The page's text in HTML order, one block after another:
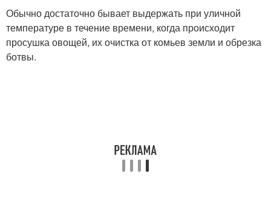
Обычно достаточно бывает выдержать при уличной
температуре в течение времени, когда происходит
просушка овощей, их очистка от комьев земли и обрезка
ботвы.